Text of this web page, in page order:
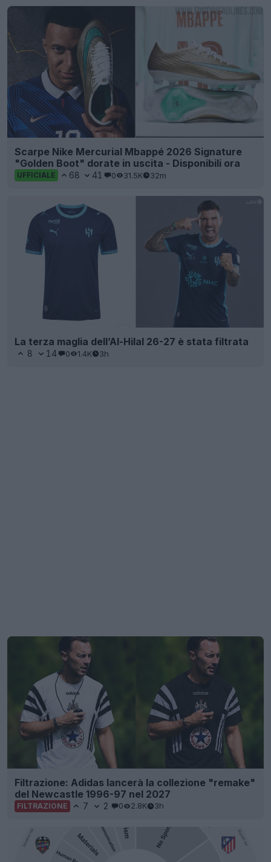
Scarpe Nike Mercurial Mbappé 2026 Signature
"Golden Boot" dorate in uscita - Disponibili ora
UFFICIALE 68 41 0 31.5K 32m
La terza maglia dell’Al-Hilal 26-27 è stata filtrata
8 14 0 1.4K 3h
Filtrazione: Adidas lancerà la collezione "remake"
del Newcastle 1996-97 nel 2027
FILTRAZIONE 7 2 0 2.8K 3h